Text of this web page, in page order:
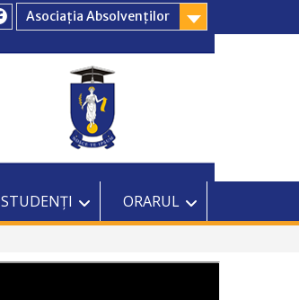
Asociația Absolvenților
STUDENȚI ORARUL